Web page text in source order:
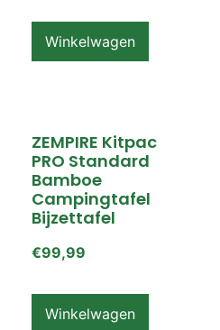
Winkelwagen
ZEMPIRE Kitpac
PRO Standard
Bamboe
Campingtafel
Bijzettafel
€99,99
Winkelwagen